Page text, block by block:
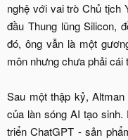
nghệ với vai trò Chủ tịch
đầu Thung lũng Silicon,
đó, ông vẫn là một
môn nhưng chưa phải cái
Sau một thập kỷ,
của làn sóng AI tạo
triển ChatGPT - sản